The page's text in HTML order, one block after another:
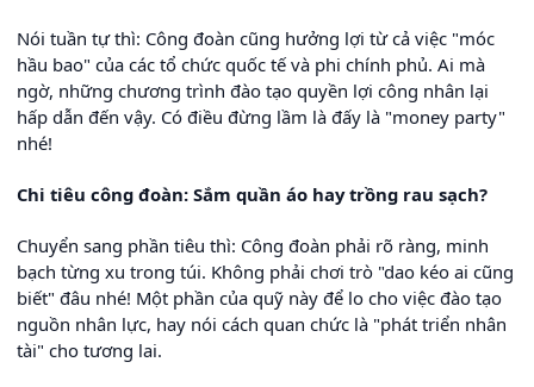
Nói tuần tự thì: Công đoàn cũng hưởng lợi từ cả việc "móc
hầu bao" của các tổ chức quốc tế và phi chính phủ. Ai mà
ngờ, những chương trình đào tạo quyền lợi công nhân lại
hấp dẫn đến vậy. Có điều đừng lầm là đấy là "money party"
nhé!
Chi tiêu công đoàn: Sắm quần áo hay trồng rau sạch?
Chuyển sang phần tiêu thì: Công đoàn phải rõ ràng, minh
bạch từng xu trong túi. Không phải chơi trò "dao kéo ai cũng
biết" đâu nhé! Một phần của quỹ này để lo cho việc đào tạo
nguồn nhân lực, hay nói cách quan chức là "phát triển nhân
tài" cho tương lai.